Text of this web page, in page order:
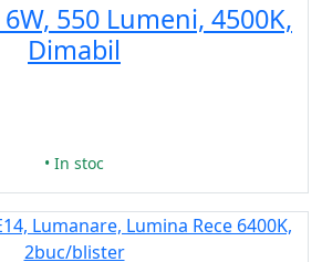
6W, 550 Lumeni, 4500K,
Dimabil
• In stoc